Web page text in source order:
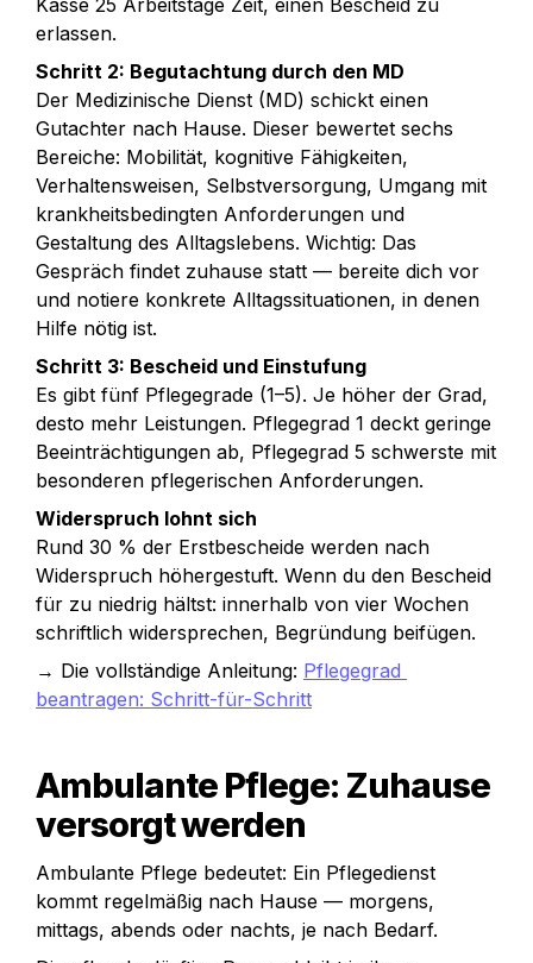
Kasse 25 Arbeitstage Zeit, einen Bescheid zu
Schritt 2: Begutachtung durch den MD
Der Medizinische Dienst (MD) schickt einen
Gutachter nach Hause. Dieser bewertet sechs
Bereiche: Mobilität, kognitive Fähigkeiten,
Verhaltensweisen, Selbstversorgung, Umgang mit
krankheitsbedingten Anforderungen und
Gestaltung des Alltagslebens. Wichtig: Das
Gespräch findet zuhause statt — bereite dich vor
und notiere konkrete Alltagssituationen, in denen
Schritt 3: Bescheid und Einstufung
Es gibt fünf Pflegegrade (1–5). Je höher der Grad,
desto mehr Leistungen. Pflegegrad 1 deckt geringe
Beeinträchtigungen ab, Pflegegrad 5 schwerste mit
Widerspruch lohnt sich
Rund 30 % der Erstbescheide werden nach
Widerspruch höhergestuft. Wenn du den Bescheid
für zu niedrig hältst: innerhalb von vier Wochen
→ Die vollständige Anleitung: Pflegegrad
beantragen: Schritt-für-Schritt
Ambulante Pflege: Zuhause
versorgt werden
Ambulante Pflege bedeutet: Ein Pflegedienst
kommt regelmäßig nach Hause — morgens,
mittags, abends oder nachts, je nach Bedarf.